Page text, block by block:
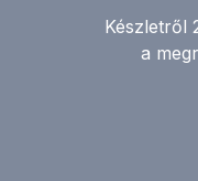
Készletről
a